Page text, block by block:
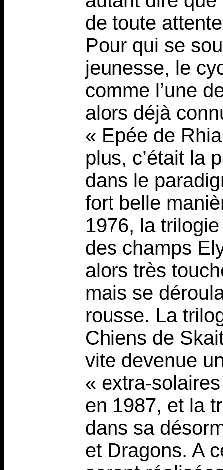
de toute
Pour qui se
jeunesse, le
comme l’une
alors déjà
« Epée de
plus, c’était la
dans le
fort belle
1976, la
des champs
alors très
mais se
rousse. La
Chiens de
vite devenue
« extra-
en 1987, et la
dans sa
et Dragons. A